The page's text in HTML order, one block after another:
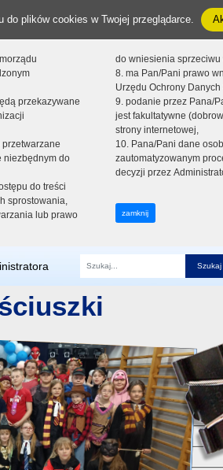
plików cookies w Twojej przeglądarce.
przekazywane
niezbędnym do
do treści
sprostowania,
lub prawo
do wniesienia
8. ma Pan/Pani prawo
Urzędu Ochrony
9. podanie przez Pana/
jest fakultatywne
strony internetowej,
10. Pana/Pani dane
zautomatyzowanym
decyzji przez
zamknij
Fraza